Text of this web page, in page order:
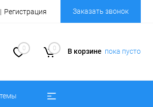
Регистрация Заказать звонок
0 0 В корзине пока пусто